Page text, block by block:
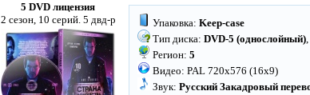
5 DVD лицензия
2 сезон, 10 серий. 5 двд-р
Упаковка: Keep-case
Тип диска: DVD-5 (однослойный),
Регион: 5
Видео: PAL 720x576 (16x9)
Звук: Русский Закадровый